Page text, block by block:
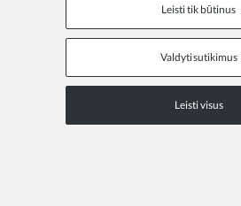
Leisti tik būtinus
Valdyti sutikimus
Leisti visus